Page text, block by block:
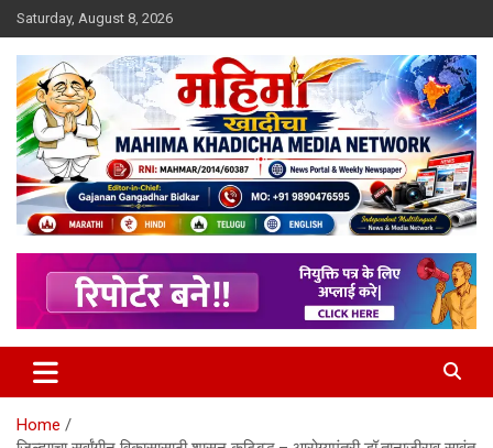
Skip
to
content
Saturday, August 8, 2026
Mahimakhadicha
Home